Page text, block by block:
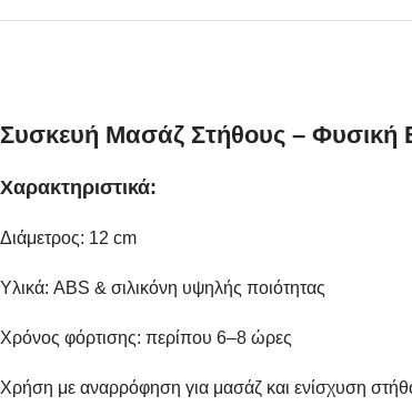
Συσκευή Μασάζ Στήθους – Φυσική
Χαρακτηριστικά:
Διάμετρος: 12 cm
Υλικά: ABS & σιλικόνη υψηλής ποιότητας
Χρόνος φόρτισης: περίπου 6–8 ώρες
Χρήση με αναρρόφηση για μασάζ και ενίσχυση